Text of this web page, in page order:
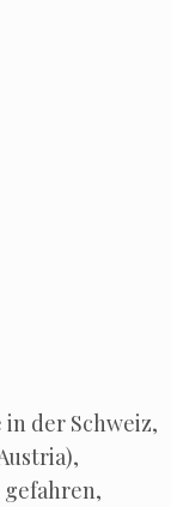
der Schweiz,